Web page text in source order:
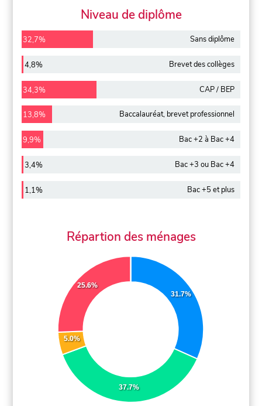
Niveau de diplôme
32,7% Sans diplôme
4,8% Brevet des collèges
34,3% CAP / BEP
13,8% Baccalauréat, brevet professionnel
9,9% Bac +2 à Bac +4
3,4% Bac +3 ou Bac +4
1,1% Bac +5 et plus
Répartion des ménages
31.7%
37.7%
5.0%
25.6%